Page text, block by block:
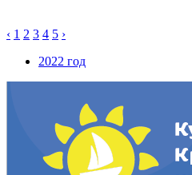
‹ 1 2 3 4 5 ›
2022 год